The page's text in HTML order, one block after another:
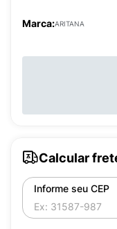
Marca:ARITANA
Calcular
Informe seu CEP